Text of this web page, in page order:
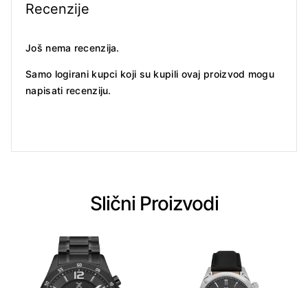
Recenzije
Još nema recenzija.
Samo logirani kupci koji su kupili ovaj proizvod mogu
napisati recenziju.
Slični Proizvodi